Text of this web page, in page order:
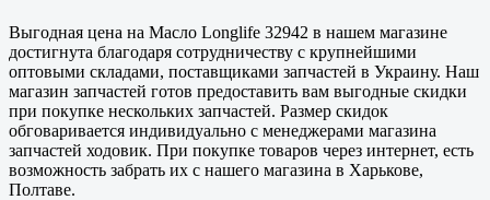
Выгодная цена на Масло Longlife 32942 в нашем магазине
достигнута благодаря сотрудничеству с крупнейшими
оптовыми складами, поставщиками запчастей в Украину. Наш
магазин запчастей готов предоставить вам выгодные скидки
при покупке нескольких запчастей. Размер скидок
обговаривается индивидуально с менеджерами магазина
запчастей ходовик. При покупке товаров через интернет, есть
возможность забрать их с нашего магазина в Харькове,
Полтаве.